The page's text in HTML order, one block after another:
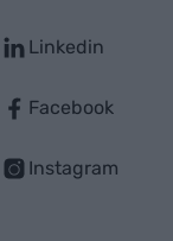
Linkedin
Facebook
Instagram